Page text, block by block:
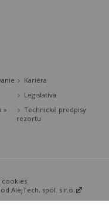
Kariéra
Legislatíva
»
Technické predpisy
rezortu
cookies
od AlejTech, spol. s r.o.